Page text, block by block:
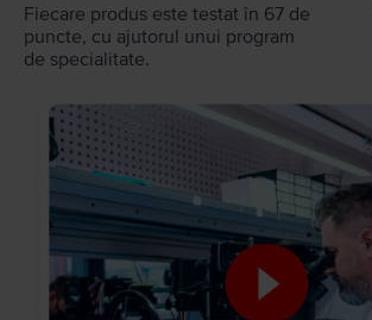
Fiecare produs este testat în 67 de
puncte, cu ajutorul unui program
de specialitate.